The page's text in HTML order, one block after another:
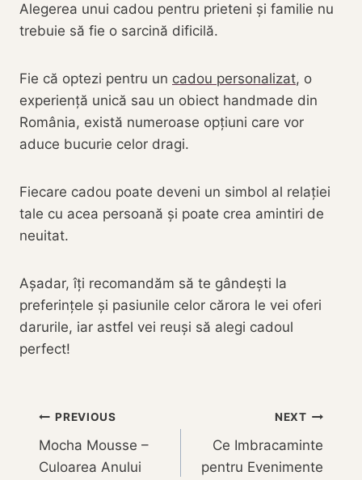
Alegerea unui cadou pentru prieteni și familie nu
trebuie să fie o sarcină dificilă.
Fie că optezi pentru un cadou personalizat, o
experiență unică sau un obiect handmade din
România, există numeroase opțiuni care vor
aduce bucurie celor dragi.
Fiecare cadou poate deveni un simbol al relației
tale cu acea persoană și poate crea amintiri de
neuitat.
Așadar, îți recomandăm să te gândești la
preferințele și pasiunile celor cărora le vei oferi
darurile, iar astfel vei reuși să alegi cadoul
perfect!
Navigare
în
PREVIOUS
Mocha Mousse –
Culoarea Anului
NEXT
Ce Imbracaminte
pentru Evenimente